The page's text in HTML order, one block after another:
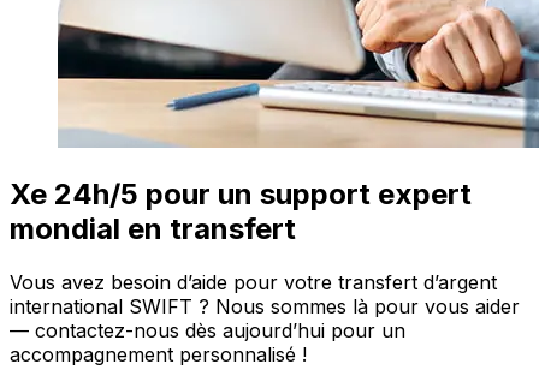
Xe 24h/5 pour un support expert
mondial en transfert
Vous avez besoin d’aide pour votre transfert d’argent
international SWIFT ? Nous sommes là pour vous aider
— contactez-nous dès aujourd’hui pour un
accompagnement personnalisé !